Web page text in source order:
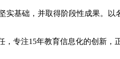
实基础，并取得阶段性成果。
专注15年教育信息化的创新，